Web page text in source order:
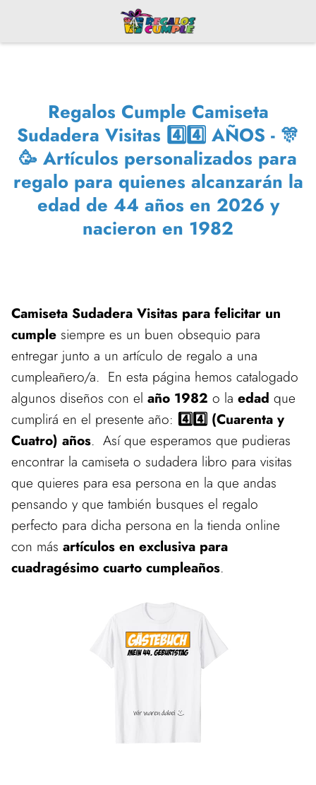
Regalos Cumple Camiseta
Sudadera Visitas 4️⃣4️⃣ AÑOS - 🎊
🥳 Artículos personalizados para
regalo para quienes alcanzarán la
edad de 44 años en 2026 y
nacieron en 1982
Camiseta Sudadera Visitas para felicitar un
cumple siempre es un buen obsequio para
entregar junto a un artículo de regalo a una
cumpleañero/a. En esta página hemos catalogado
algunos diseños con el año 1982 o la edad que
cumplirá en el presente año: 4️⃣4️⃣ (Cuarenta y
Cuatro) años. Así que esperamos que pudieras
encontrar la camiseta o sudadera libro para visitas
que quieres para esa persona en la que andas
pensando y que también busques el regalo
perfecto para dicha persona en la tienda online
con más artículos en exclusiva para
cuadragésimo cuarto cumpleaños.